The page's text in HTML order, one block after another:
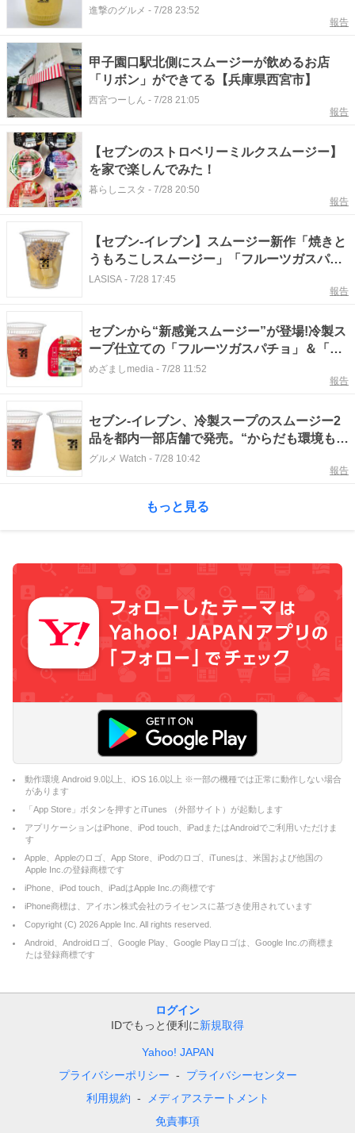
区・千代田区の店舗限定
進撃のグルメ - 7/28 23:52
報告
甲子園口駅北側にスムージーが飲めるお店
「リボン」ができてる【兵庫県西宮市】
西宮つーしん - 7/28 21:05
報告
【セブンのストロベリーミルクスムージー】
を家で楽しんでみた！
暮らしニスタ - 7/28 20:50
報告
【セブン-イレブン】スムージー新作「焼きと
うもろこしスムージー」「フルーツガスパチ
ョスムージー」（全2品）が登場！
LASISA - 7/28 17:45
報告
セブンから“新感覚スムージー”が登場!冷製ス
ープ仕立ての「フルーツガスパチョ」＆「焼
きとうもろこし」が7月28日より順次発売
めざましmedia - 7/28 11:52
報告
セブン-イレブン、冷製スープのスムージー2
品を都内一部店舗で発売。“からだも環境も整
う”がコンセプト
グルメ Watch - 7/28 10:42
報告
もっと見る
動作環境 Android 9.0以上、iOS 16.0以上 ※一部の機種では正常に動作しない場合
があります
「App Store」ボタンを押すとiTunes （外部サイト）が起動します
アプリケーションはiPhone、iPod touch、iPadまたはAndroidでご利用いただけま
す
Apple、Appleのロゴ、App Store、iPodのロゴ、iTunesは、米国および他国の
Apple Inc.の登録商標です
iPhone、iPod touch、iPadはApple Inc.の商標です
iPhone商標は、アイホン株式会社のライセンスに基づき使用されています
Copyright (C) 2026Apple Inc. All rights reserved.
Android、Androidロゴ、Google Play、Google Playロゴは、Google Inc.の商標ま
たは登録商標です
ログイン
IDでもっと便利に新規取得
Yahoo! JAPAN
プライバシーポリシー
プライバシーセンター
利用規約
メディアステートメント
免責事項